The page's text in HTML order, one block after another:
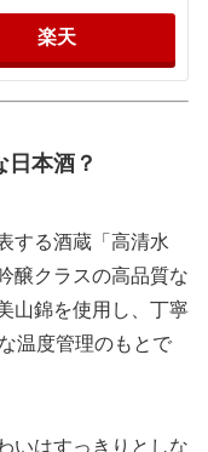
楽天
本酒？
する酒蔵「高清水
醸クラスの高品質な
山錦を使用し、丁寧
温度管理のもとで
いはすっきりとしな